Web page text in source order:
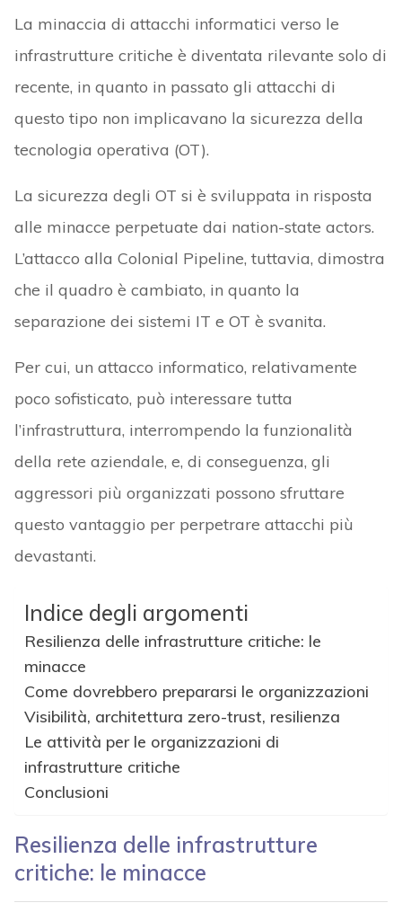
La minaccia di attacchi informatici verso le
infrastrutture critiche è diventata rilevante solo di
recente, in quanto in passato gli attacchi di
questo tipo non implicavano la sicurezza della
tecnologia operativa (OT).
La sicurezza degli OT si è sviluppata in risposta
alle minacce perpetuate dai nation-state actors.
L’attacco alla Colonial Pipeline, tuttavia, dimostra
che il quadro è cambiato, in quanto la
separazione dei sistemi IT e OT è svanita.
Per cui, un attacco informatico, relativamente
poco sofisticato, può interessare tutta
l’infrastruttura, interrompendo la funzionalità
della rete aziendale, e, di conseguenza, gli
aggressori più organizzati possono sfruttare
questo vantaggio per perpetrare attacchi più
devastanti.
Indice degli argomenti
Resilienza delle infrastrutture critiche: le
minacce
Come dovrebbero prepararsi le organizzazioni
Visibilità, architettura zero-trust, resilienza
Le attività per le organizzazioni di
infrastrutture critiche
Conclusioni
Resilienza delle infrastrutture
critiche: le minacce